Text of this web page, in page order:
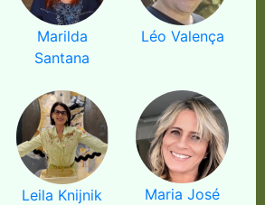
Marilda
Santana
Léo Valença
Leila Knijnik Maria José